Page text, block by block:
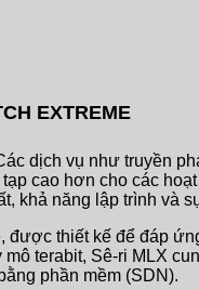
EXTREME
dịch vụ như truyền
cao hơn cho các
khả năng lập trình và
được thiết kế để đáp
terabit, Sê-ri MLX
phần mềm (SDN).